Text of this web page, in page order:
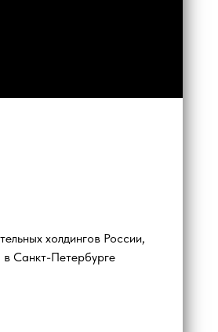
холдингов России,
Санкт-Петербурге